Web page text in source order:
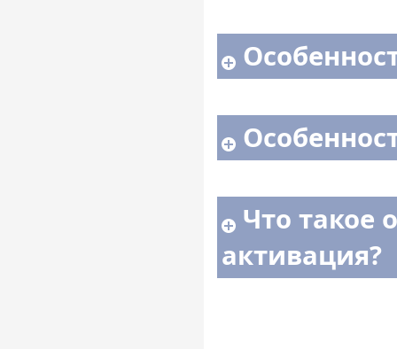
Что такое
активация?